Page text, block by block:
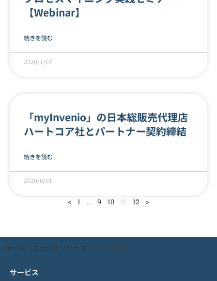
【Webinar】
続きを読む
2020/7/07
「myInvenio」の日本総販売代理店
ハートコア社とパートナー契約締結
続きを読む
2020/6/01
< 1 … 9 10 11 12 >
ホーム » ニュースリリース » ページ 11
サービス